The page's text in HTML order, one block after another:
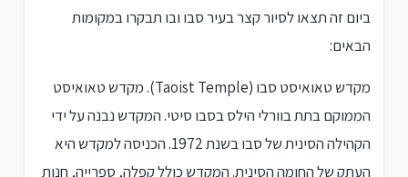
ביום זה תצאו לסיור קצר בעיר סבו ובו תבקרו במקומות
הבאים:
מקדש טאואיסט סבו (Taoist Temple). מקדש טאואיסט
הממוקם בתת בוורלי הילס בסבו סיטי. המקדש נבנה על ידי
הקהילה הסינית של סבו בשנת 1972. הכניסה למקדש היא
העתק של החומה הסינית. המקדש כולל קפלה, ספרייה, חנות